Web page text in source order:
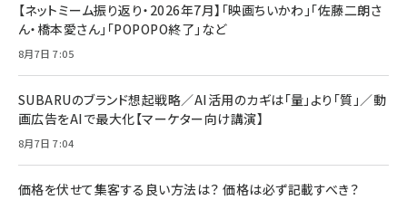
【ネットミーム振り返り・2026年7月】「映画ちいかわ」「佐藤二朗さ
ん・橋本愛さん」「POPOPO終了」など
8月7日 7:05
SUBARUのブランド想起戦略／AI活用のカギは「量」より「質」／動
画広告をAIで最大化【マーケター向け講演】
8月7日 7:04
価格を伏せて集客する良い方法は？ 価格は必ず記載すべき？